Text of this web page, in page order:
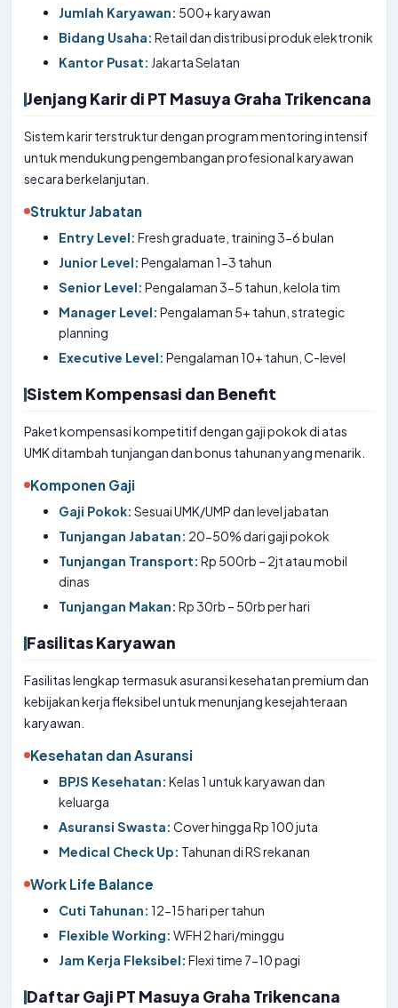
Jumlah Karyawan: 500+ karyawan
Bidang Usaha: Retail dan distribusi produk elektronik
Kantor Pusat: Jakarta Selatan
Jenjang Karir di PT Masuya Graha Trikencana
Sistem karir terstruktur dengan program mentoring intensif
untuk mendukung pengembangan profesional karyawan
secara berkelanjutan.
Struktur Jabatan
Entry Level: Fresh graduate, training 3-6 bulan
Junior Level: Pengalaman 1-3 tahun
Senior Level: Pengalaman 3-5 tahun, kelola tim
Manager Level: Pengalaman 5+ tahun, strategic
planning
Executive Level: Pengalaman 10+ tahun, C-level
Sistem Kompensasi dan Benefit
Paket kompensasi kompetitif dengan gaji pokok di atas
UMK ditambah tunjangan dan bonus tahunan yang menarik.
Komponen Gaji
Gaji Pokok: Sesuai UMK/UMP dan level jabatan
Tunjangan Jabatan: 20-50% dari gaji pokok
Tunjangan Transport: Rp 500rb – 2jt atau mobil
dinas
Tunjangan Makan: Rp 30rb – 50rb per hari
Fasilitas Karyawan
Fasilitas lengkap termasuk asuransi kesehatan premium dan
kebijakan kerja fleksibel untuk menunjang kesejahteraan
karyawan.
Kesehatan dan Asuransi
BPJS Kesehatan: Kelas 1 untuk karyawan dan
keluarga
Asuransi Swasta: Cover hingga Rp 100 juta
Medical Check Up: Tahunan di RS rekanan
Work Life Balance
Cuti Tahunan: 12-15 hari per tahun
Flexible Working: WFH 2 hari/minggu
Jam Kerja Fleksibel: Flexi time 7-10 pagi
Daftar Gaji PT Masuya Graha Trikencana